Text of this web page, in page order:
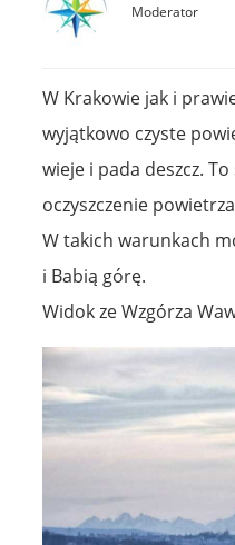
Moderator
W Krakowie jak i
wyjątkowo czyste
wieje i pada deszcz.
oczyszczenie
W takich warunkach
i Babią górę.
Widok ze Wzgórza